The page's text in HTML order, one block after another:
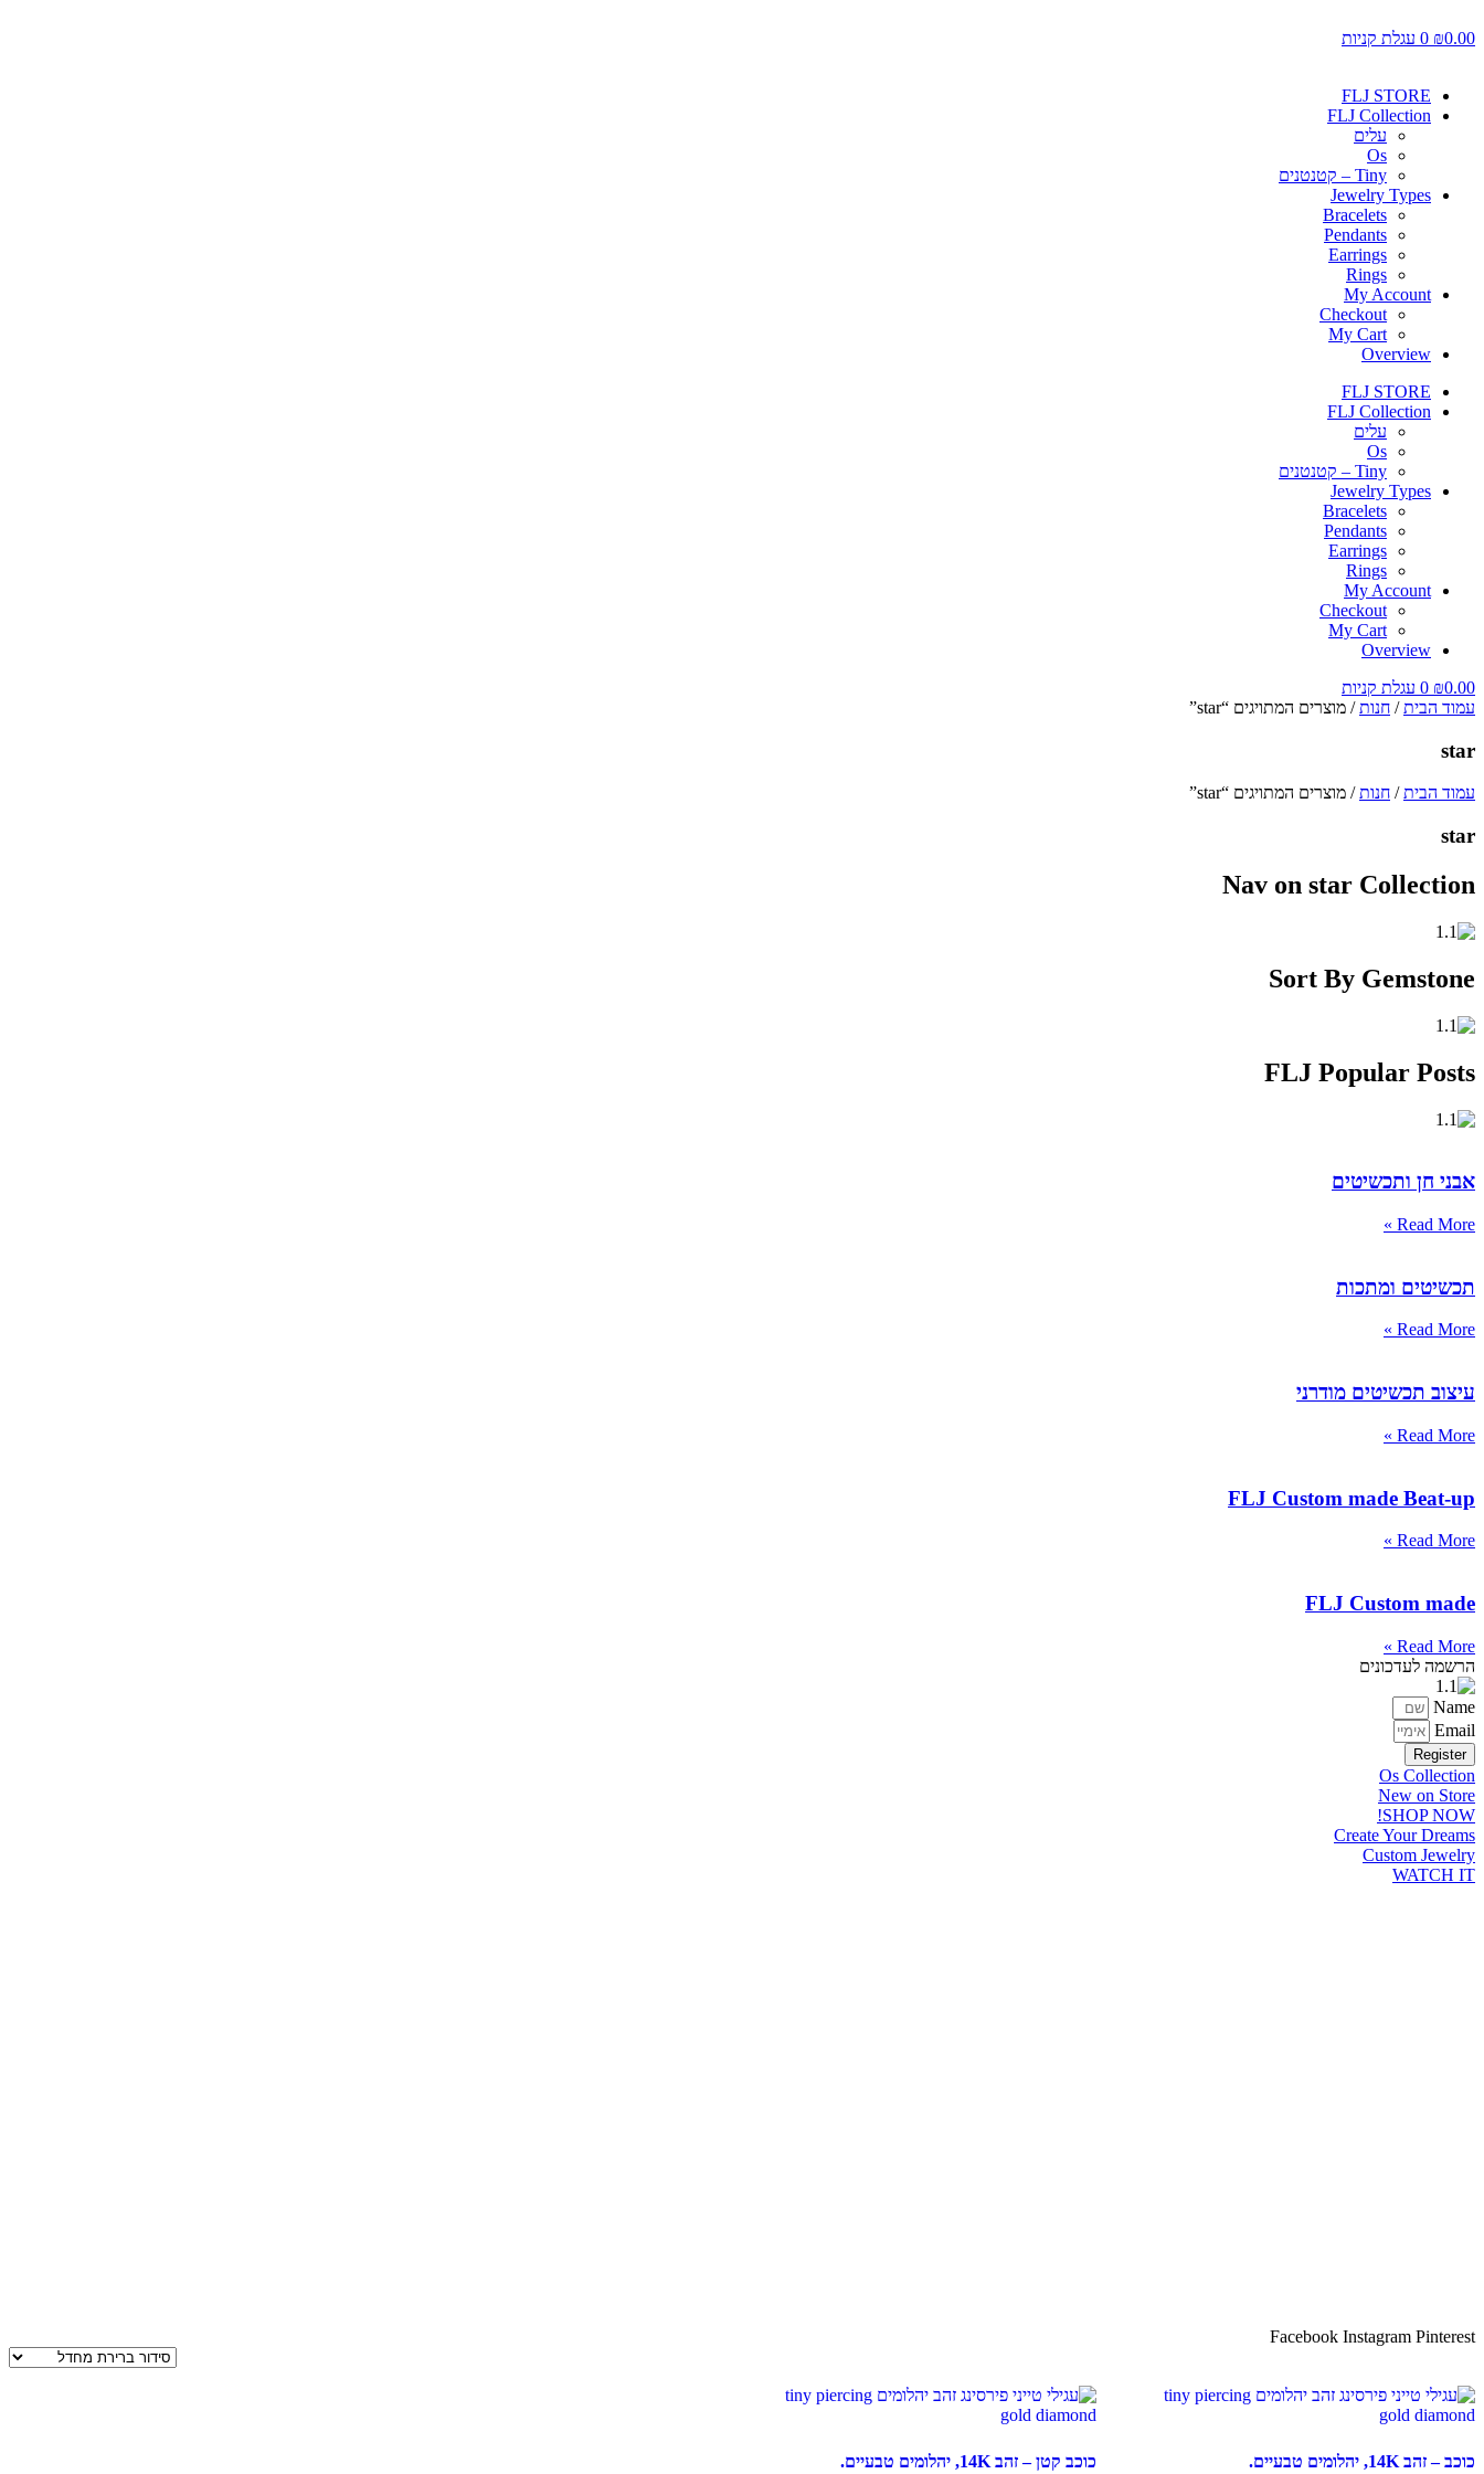
לתוכן₪0.00
0 עגלת קניות
FLJ STORE
FLJ Collection
עלים
Os
Tiny – קטנטנים
Jewelry Types
Bracelets
Pendants
Earrings
Rings
My Account
Checkout
My Cart
Overview
FLJ STORE
FLJ Collection
עלים
Os
Tiny – קטנטנים
Jewelry Types
Bracelets
Pendants
Earrings
Rings
My Account
Checkout
My Cart
Overview
₪0.00
0 עגלת קניות
עמוד הבית/ חנות/ מוצרים המתויגים “star”
star
עמוד הבית/ חנות/ מוצרים המתויגים “star”
star
Nav on star Collection
Sort By Gemstone
FLJ Popular Posts
אבני חן ותכשיטים
Read More »
תכשיטים ומתכות
Read More »
עיצוב תכשיטים מודרני
Read More »
FLJ Custom made Beat-up
Read More »
FLJ Custom made
Read More »
הרשמה לעדכונים
Name
Email
Register
Os Collection
New on Store
SHOP NOW!
Create Your Dreams
Custom Jewelry
WATCH IT
Facebook Instagram Pinterest
כוכב – זהב 14K, יהלומים טבעיים. כוכב קטן – זהב 14K, יהלומים טבעיים.